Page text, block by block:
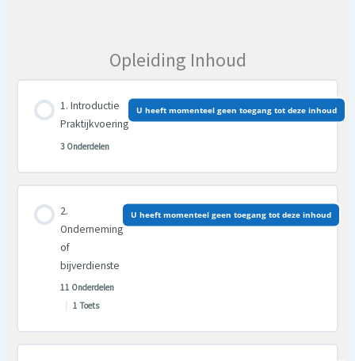
Opleiding Inhoud
Introductie
Praktijkvoering
3 Onderdelen
U heeft momenteel geen toegang tot deze inhoud
0% VOLTOOID 0/3 Stappen
Onderneming
of
bijverdienste
11 Onderdelen
1 Toets
U heeft momenteel geen toegang tot deze inhoud